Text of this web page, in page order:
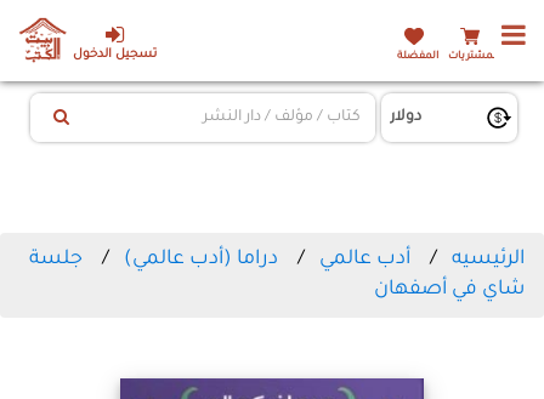
تسجيل الدخول المشتريات المفضلة
الرئيسيه أدب عالمي دراما (أدب عالمي)
جلسة
شاي في أصفهان